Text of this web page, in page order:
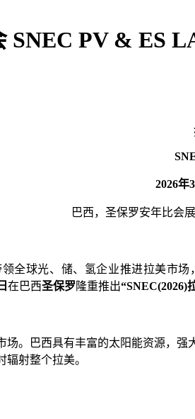
SNEC PV & ES
2026年
巴西，圣保罗安年比会
全球光、储、氢企业推进拉美市
在巴西圣保罗 隆重推出“SNEC(2026)
场。巴西具有丰富的太阳能资源，
射整个拉美。